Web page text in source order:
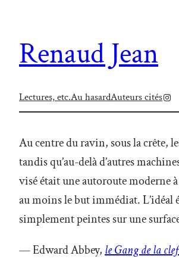
Renaud Jean
Lectures, etc.Au hasardAuteurs cités
Au centre du ravin, sous la crête,
tandis qu’au-delà d’autres
visé était une autoroute moderne
au moins le but immédiat. L’idéal
simplement peintes sur une
— Edward Abbey,le Gang de la